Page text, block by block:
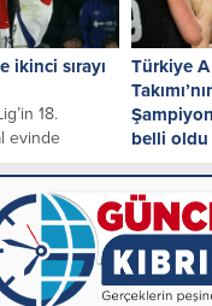
ikinci sırayı
18.
evinde
mağlup etti.
Türkiye
belli oldu
Türkiye
Ağustos-7